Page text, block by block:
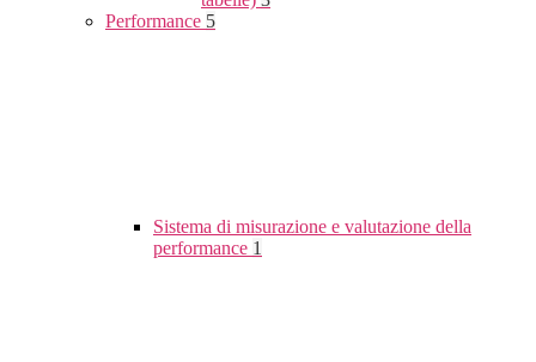
Performance 5
Sistema di misurazione e valutazione della
performance 1